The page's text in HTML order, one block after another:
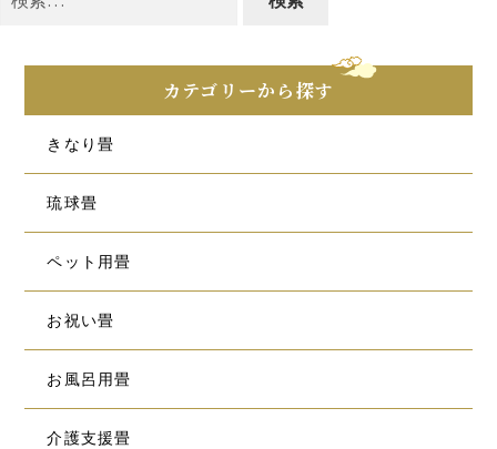
索:
カテゴリーから探す
きなり畳
琉球畳
ペット用畳
お祝い畳
お風呂用畳
介護支援畳